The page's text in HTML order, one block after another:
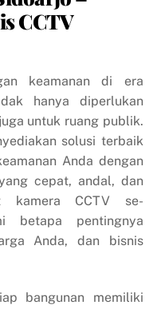
CCTV
keamanan di era
hanya diperlukan
untuk ruang publik.
solusi terbaik
Anda dengan
cepat, andal, dan
kamera CCTV se-
betapa pentingnya
Anda, dan bisnis
bangunan memiliki